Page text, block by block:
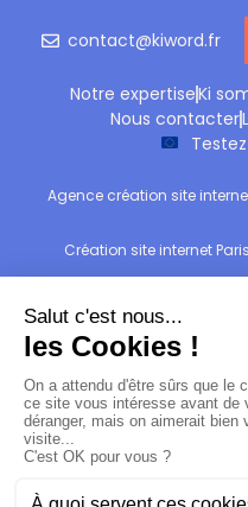
contact@kiword.fr
Notre expertiseKi
Nous contacter
Agence création site
Création site internet Paris
Création site internet Reims
Audit de